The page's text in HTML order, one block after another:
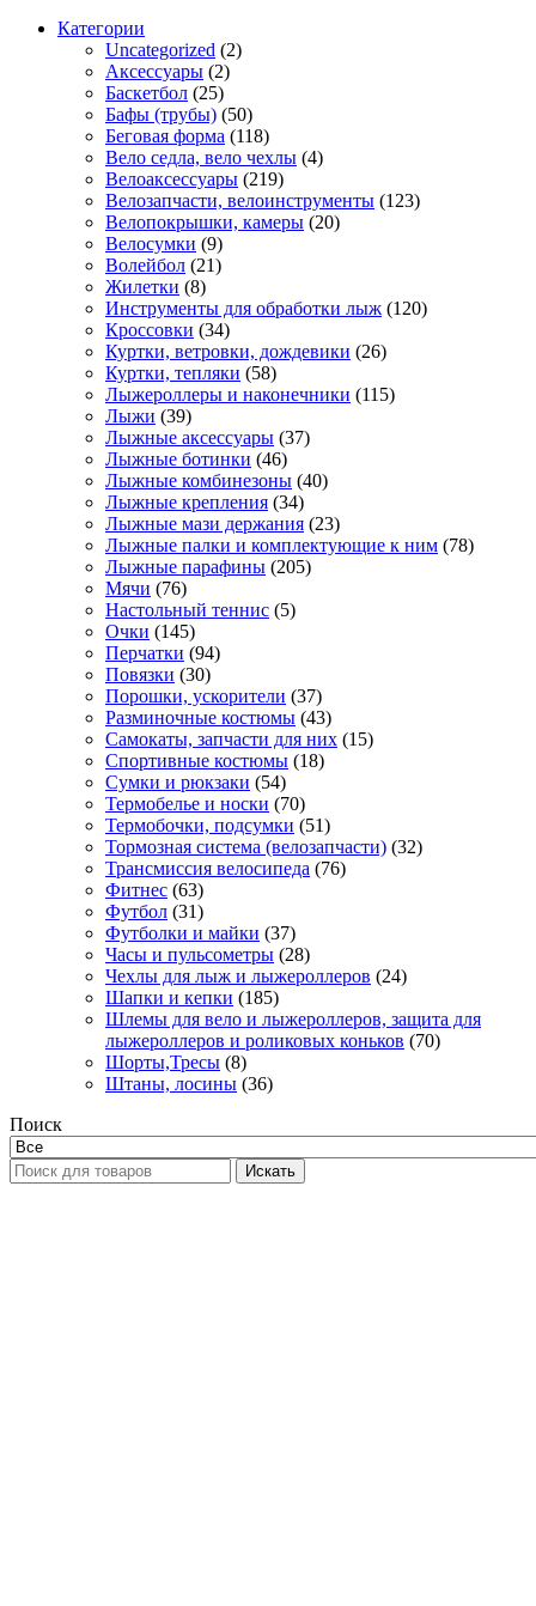
Категории
Uncategorized (2)
Аксессуары (2)
Баскетбол (25)
Бафы (трубы) (50)
Беговая форма (118)
Вело седла, вело чехлы (4)
Велоаксессуары (219)
Велозапчасти, велоинструменты (123)
Велопокрышки, камеры (20)
Велосумки (9)
Волейбол (21)
Жилетки (8)
Инструменты для обработки лыж (120)
Кроссовки (34)
Куртки, ветровки, дождевики (26)
Куртки, тепляки (58)
Лыжероллеры и наконечники (115)
Лыжи (39)
Лыжные аксессуары (37)
Лыжные ботинки (46)
Лыжные комбинезоны (40)
Лыжные крепления (34)
Лыжные мази держания (23)
Лыжные палки и комплектующие к ним (78)
Лыжные парафины (205)
Мячи (76)
Настольный теннис (5)
Очки (145)
Перчатки (94)
Повязки (30)
Порошки, ускорители (37)
Разминочные костюмы (43)
Самокаты, запчасти для них (15)
Спортивные костюмы (18)
Сумки и рюкзаки (54)
Термобелье и носки (70)
Термобочки, подсумки (51)
Тормозная система (велозапчасти) (32)
Трансмиссия велосипеда (76)
Фитнес (63)
Футбол (31)
Футболки и майки (37)
Часы и пульсометры (28)
Чехлы для лыж и лыжероллеров (24)
Шапки и кепки (185)
Шлемы для вело и лыжероллеров, защита для
лыжероллеров и роликовых коньков (70)
Шорты,Тресы (8)
Штаны, лосины (36)
Поиск
Искать